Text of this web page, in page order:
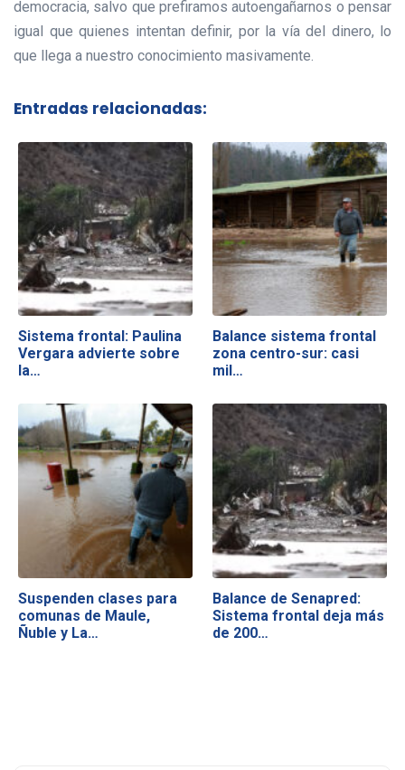
democracia, salvo que prefiramos autoengañarnos o pensar
igual que quienes intentan definir, por la vía del dinero, lo
que llega a nuestro conocimiento masivamente.
Entradas relacionadas:
Sistema frontal: Paulina
Vergara advierte sobre
la…
Balance sistema frontal
zona centro-sur: casi
mil…
Suspenden clases para
comunas de Maule,
Ñuble y La…
Balance de Senapred:
Sistema frontal deja más
de 200…